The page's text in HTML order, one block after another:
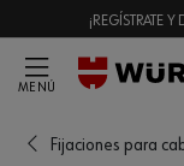
¡REGÍSTRATE
MENÚ
Fijaciones para